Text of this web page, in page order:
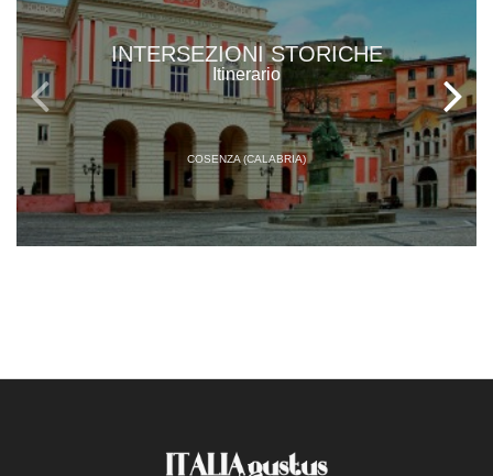
INTERSEZIONI STORICHE
Itinerario
COSENZA (CALABRIA)